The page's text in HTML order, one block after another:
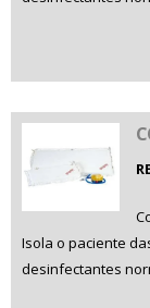
Isola o paciente
desinfectantes